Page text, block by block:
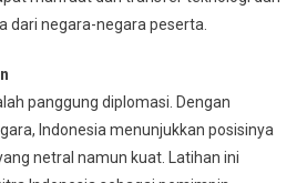
dari negara-negara peserta.
panggung diplomasi. Dengan
Indonesia menunjukkan posisinya
netral namun kuat. Latihan ini